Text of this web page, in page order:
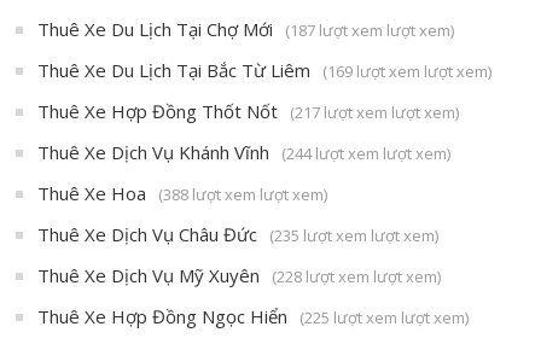
Thuê Xe Du Lịch Tại Chợ Mới (187 lượt xem lượt xem)
Thuê Xe Du Lịch Tại Bắc Từ Liêm (169 lượt xem lượt xem)
Thuê Xe Hợp Đồng Thốt Nốt (217 lượt xem lượt xem)
Thuê Xe Dịch Vụ Khánh Vĩnh (244 lượt xem lượt xem)
Thuê Xe Hoa (388 lượt xem lượt xem)
Thuê Xe Dịch Vụ Châu Đức (235 lượt xem lượt xem)
Thuê Xe Dịch Vụ Mỹ Xuyên (228 lượt xem lượt xem)
Thuê Xe Hợp Đồng Ngọc Hiển (225 lượt xem lượt xem)